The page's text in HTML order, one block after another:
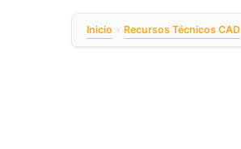
Inicio › Recursos Técnicos CAD